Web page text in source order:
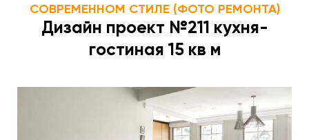
СОВРЕМЕННОМ СТИЛЕ (ФОТО РЕМОНТА)
Дизайн проект №211 кухня-
гостиная 15 кв м